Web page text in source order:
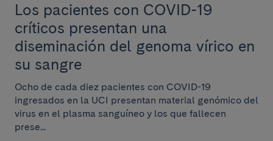
Los pacientes con COVID-19
críticos presentan una
diseminación del genoma vírico en
su sangre
Ocho de cada diez pacientes con COVID-19
ingresados en la UCI presentan material genómico del
virus en el plasma sanguíneo y los que fallecen
prese...